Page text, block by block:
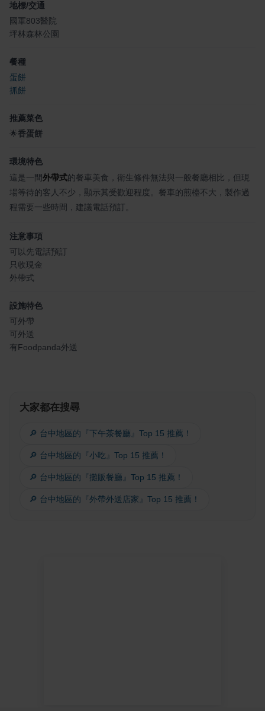
地標/交通
國軍803醫院
坪林森林公園
餐種
蛋餅
抓餅
推薦菜色
🌟香蛋餅
環境特色
這是一間外帶式的餐車美食，衛生條件無法與一般餐廳相比，但現
場等待的客人不少，顯示其受歡迎程度。餐車的煎檯不大，製作過
程需要一些時間，建議電話預訂。
注意事項
可以先電話預訂
只收現金
外帶式
設施特色
可外帶
可外送
有Foodpanda外送
大家都在搜尋
🔎 台中地區的『下午茶餐廳』Top 15 推薦！
🔎 台中地區的『小吃』Top 15 推薦！
🔎 台中地區的『攤販餐廳』Top 15 推薦！
🔎 台中地區的『外帶外送店家』Top 15 推薦！